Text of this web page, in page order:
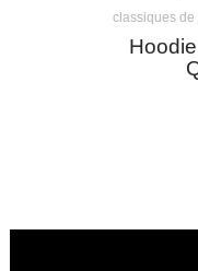
classiques de